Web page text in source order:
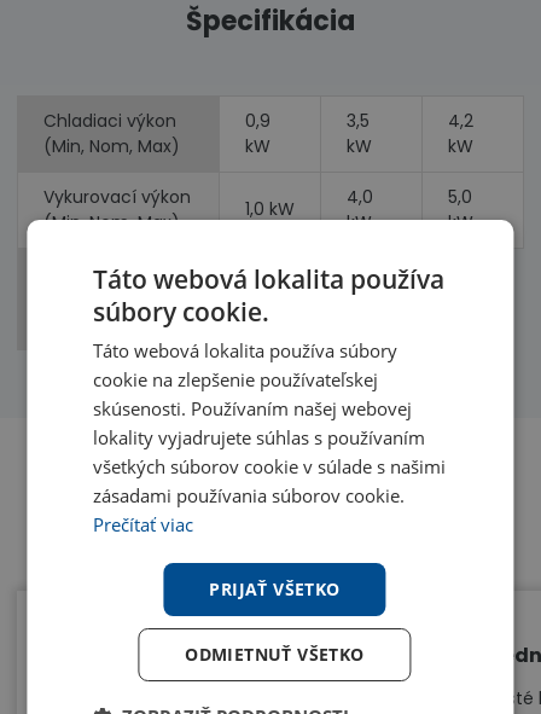
Špecifikácia
Chladiaci výkon
(Min, Nom, Max)
0,9
kW
3,5
kW
4,2
kW
Vykurovací výkon
(Min, Nom, Max)
1,0 kW
4,0
kW
5,0
kW
Príkon
(chladenie,
vykurovanie)
1,09
kW
1,28
Táto webová lokalita používa
súbory cookie.
Táto webová lokalita používa súbory
cookie na zlepšenie používateľskej
skúsenosti. Používaním našej webovej
lokality vyjadrujete súhlas s používaním
všetkých súborov cookie v súlade s našimi
zásadami používania súborov cookie.
Prečítať viac
PRIJAŤ VŠETKO
ODMIETNUŤ VŠETKO